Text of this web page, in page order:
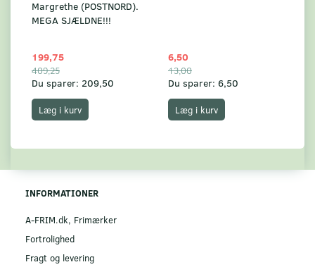
Margrethe (POSTNORD).
MEGA SJÆLDNE!!!
199,75
409,25
Du sparer: 209,50
Læg i kurv
6,50
13,00
Du sparer: 6,50
Læg i kurv
INFORMATIONER
A-FRIM.dk, Frimærker
Fortrolighed
Fragt og levering